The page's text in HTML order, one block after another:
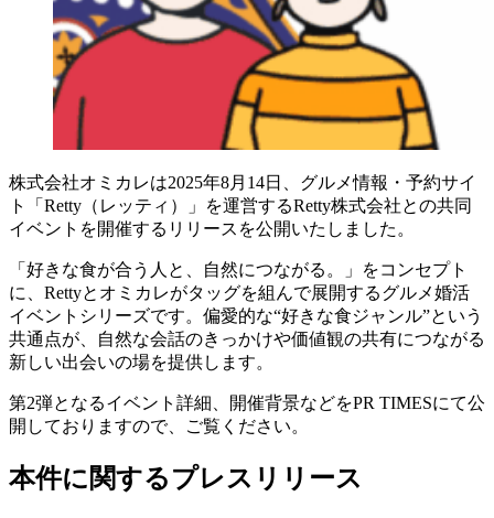
株式会社オミカレは2025年8月14日、グルメ情報・予約サイ
ト「Retty（レッティ）」を運営するRetty株式会社との共同
イベントを開催するリリースを公開いたしました。
「好きな食が合う人と、自然につながる。」をコンセプト
に、Rettyとオミカレがタッグを組んで展開するグルメ婚活
イベントシリーズです。偏愛的な“好きな食ジャンル”という
共通点が、自然な会話のきっかけや価値観の共有につながる
新しい出会いの場を提供します。
第2弾となるイベント詳細、開催背景などをPR TIMESにて公
開しておりますので、ご覧ください。
本件に関するプレスリリース